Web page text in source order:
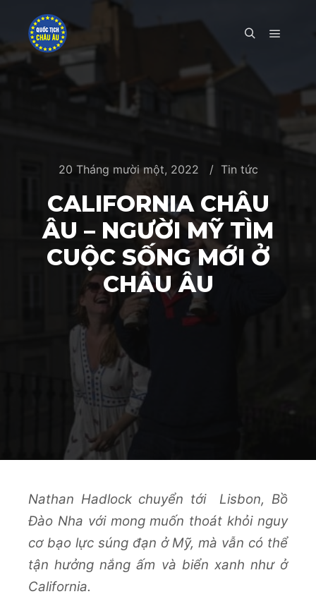
20 Tháng mười một, 2022 Tin tức
CALIFORNIA CHÂU
ÂU – NGƯỜI MỸ TÌM
CUỘC SỐNG MỚI Ở
CHÂU ÂU
Nathan Hadlock chuyển tới Lisbon, Bồ
Đào Nha với mong muốn thoát khỏi nguy
cơ bạo lực súng đạn ở Mỹ, mà vẫn có thể
tận hưởng nắng ấm và biển xanh như ở
California.